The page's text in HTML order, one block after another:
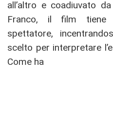
all’altro e coadiuvato
Franco, il film tiene
spettatore,
scelto per interpretare
Come ha